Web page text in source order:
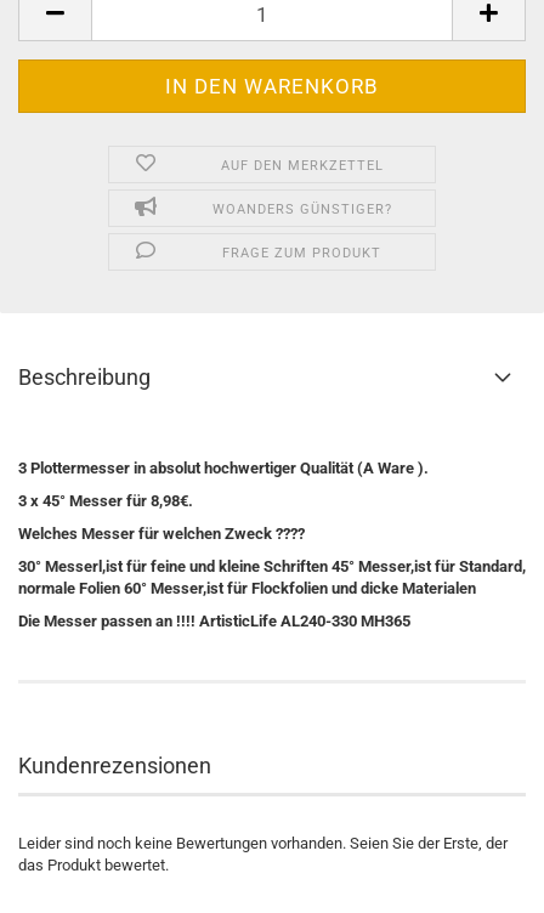
AUF DEN MERKZETTEL
WOANDERS GÜNSTIGER?
FRAGE ZUM PRODUKT
Beschreibung
3 Plottermesser in absolut hochwertiger Qualität (A Ware ).
3 x 45° Messer für 8,98€.
Welches Messer für welchen Zweck ????
30° Messerl,ist für feine und kleine Schriften 45° Messer,ist für Standard,
normale Folien 60° Messer,ist für Flockfolien und dicke Materialen
Die Messer passen an !!!! ArtisticLife AL240-330 MH365
Kundenrezensionen
Leider sind noch keine Bewertungen vorhanden. Seien Sie der Erste, der
das Produkt bewertet.